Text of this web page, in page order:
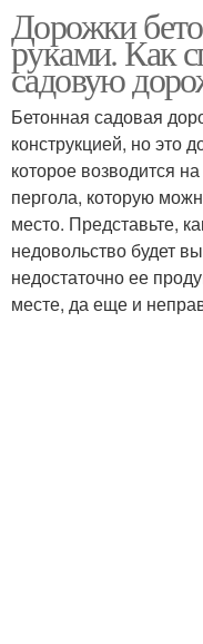
Бетонная дорожка
Дорожки из
натурального
Дорожки
руками. Как
садовую
Бетонная садовая
конструкцией, но это
которое возводится
пергола, которую
место. Представьте,
недовольство будет
недостаточно ее
месте, да еще и